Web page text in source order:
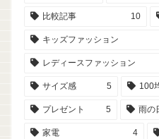
比較記事 10
キッズファッション
レディースファッション
サイズ感 5 100
プレゼント 5 雨の
家電 4